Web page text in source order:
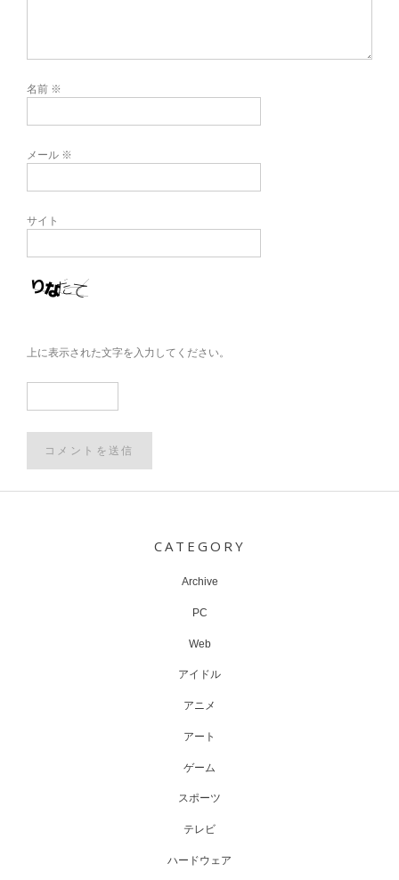
名前 ※
メール ※
サイト
上に表示された文字を入力してください。
CATEGORY
Archive
PC
Web
アイドル
アニメ
アート
ゲーム
スポーツ
テレビ
ハードウェア